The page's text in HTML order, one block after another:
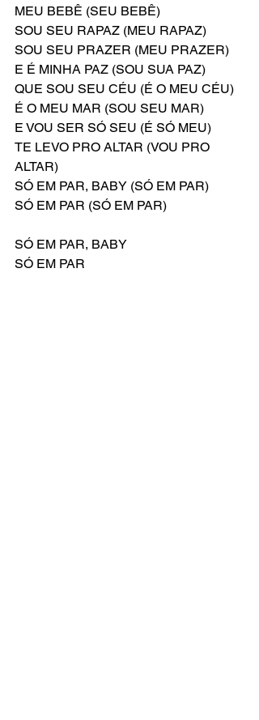
MEU BEBÊ (SEU BEBÊ)
SOU SEU RAPAZ (MEU RAPAZ)
SOU SEU PRAZER (MEU PRAZER)
E É MINHA PAZ (SOU SUA PAZ)
QUE SOU SEU CÉU (É O MEU CÉU)
É O MEU MAR (SOU SEU MAR)
E VOU SER SÓ SEU (É SÓ MEU)
TE LEVO PRO ALTAR (VOU PRO
ALTAR)
SÓ EM PAR, BABY (SÓ EM PAR)
SÓ EM PAR (SÓ EM PAR)
SÓ EM PAR, BABY
SÓ EM PAR